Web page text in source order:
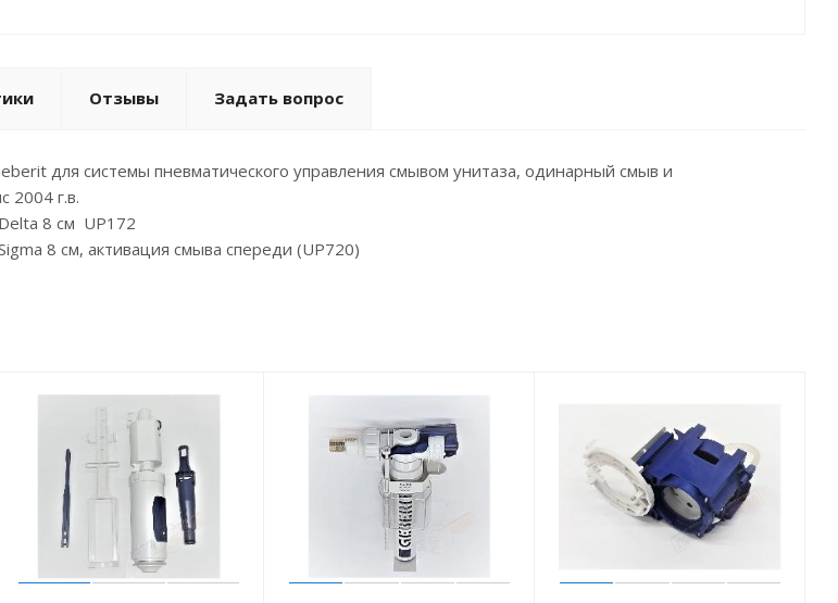
Отзывы Задать вопрос
для системы пневматического управления смывом унитаза, одинарный смыв и
2004 г.в.
8 см UP172
8 см, активация смыва спереди (UP720)